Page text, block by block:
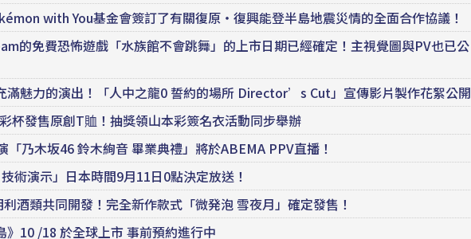
with You基金會簽訂了有關復原・復興能登半島地震災情的全面合作協議！
的免費恐怖遊戲「水族館不會跳舞」的上市日期已經確定！主視覺圖與PV也已公
魅力的演出！「人中之龍0 誓約的場所 Director’s Cut」宣傳影片製作花絮公開
杯發售原創T賉！抽獎領山本彩簽名衣活動同步舉辦
乃木坂46 鈴木絢音 畢業典禮」將於ABEMA PPV直播！
術演示」日本時間9月11日0點決定放送！
酒類共同開發！完全新作款式「微発泡 雪夜月」確定發售！
10 /18 於全球上市 事前預約進行中